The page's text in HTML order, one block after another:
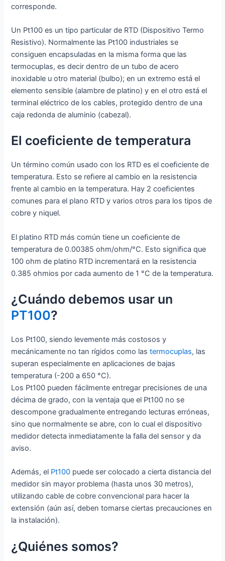
corresponde.
Un Pt100 es un tipo particular de RTD (Dispositivo Termo
Resistivo). Normalmente las Pt100 industriales se
consiguen encapsuladas en la misma forma que las
termocuplas, es decir dentro de un tubo de acero
inoxidable u otro material (bulbo); en un extremo está el
elemento sensible (alambre de platino) y en el otro está el
terminal eléctrico de los cables, protegido dentro de una
caja redonda de aluminio (cabezal).
El coeficiente de temperatura
Un término común usado con los RTD es el coeﬁciente de
temperatura. Esto se reﬁere al cambio en la resistencia
frente al cambio en la temperatura. Hay 2 coeﬁcientes
comunes para el plano RTD y varios otros para los tipos de
cobre y niquel.
El platino RTD más común tiene un coeﬁciente de
temperatura de 0.00385 ohm/ohm/°C. Esto signiﬁca que
100 ohm de platino RTD incrementará en la resistencia
0.385 ohmios por cada aumento de 1 °C de la temperatura.
¿Cuándo debemos usar un
PT100?
Los Pt100, siendo levemente más costosos y
mecánicamente no tan rígidos como lastermocuplas, las
superan especialmente en aplicaciones de bajas
temperatura (-200 a 650 °C).
Los Pt100 pueden fácilmente entregar precisiones de una
décima de grado, con la ventaja que el Pt100 no se
descompone gradualmente entregando lecturas erróneas,
sino que normalmente se abre, con lo cual el dispositivo
medidor detecta inmediatamente la falla del sensor y da
aviso.
Además, el Pt100 puede ser colocado a cierta distancia del
medidor sin mayor problema (hasta unos 30 metros),
utilizando cable de cobre convencional para hacer la
extensión (aún así, deben tomarse ciertas precauciones en
la instalación).
¿Quiénes somos?